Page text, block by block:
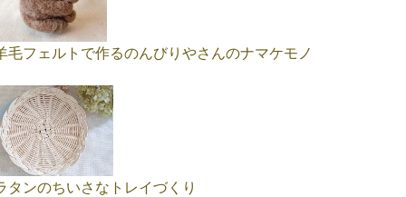
毛フェルトで作るのんびりやさんのナマケモノ
タンのちいさなトレイづくり